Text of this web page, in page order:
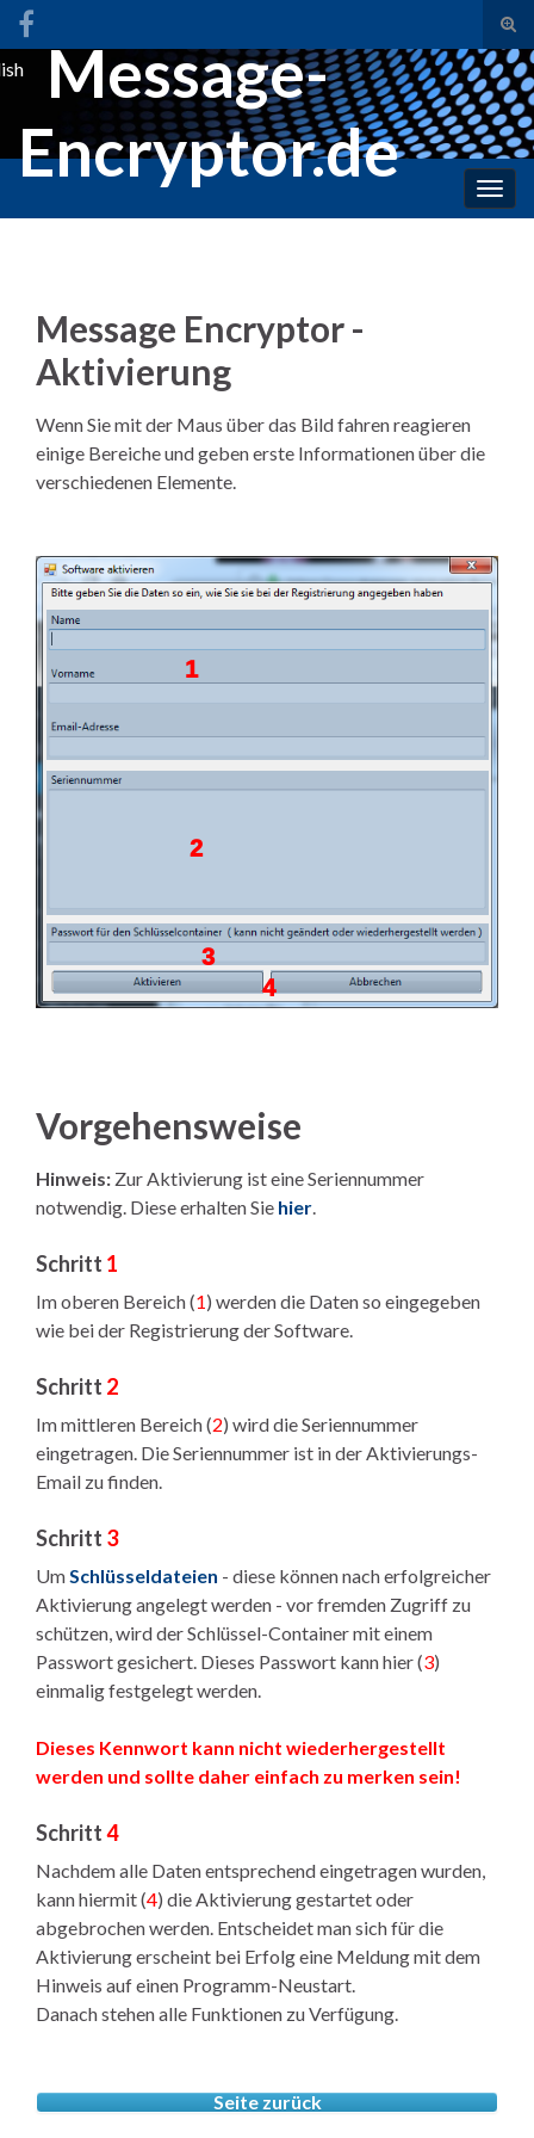
Search for:
Message-
Encryptor.de
Message Encryptor -
Aktivierung
Wenn Sie mit der Maus über das Bild fahren reagieren
einige Bereiche und geben erste Informationen über die
verschiedenen Elemente.
1
2
3
4
Vorgehensweise
Hinweis: Zur Aktivierung ist eine Seriennummer
notwendig. Diese erhalten Sie hier.
Schritt 1
Im oberen Bereich (1) werden die Daten so eingegeben
wie bei der Registrierung der Software.
Schritt 2
Im mittleren Bereich (2) wird die Seriennummer
eingetragen. Die Seriennummer ist in der Aktivierungs-
Email zu finden.
Schritt 3
UmSchlüsseldateien - diese können nach erfolgreicher
Aktivierung angelegt werden - vor fremden Zugriff zu
schützen, wird der Schlüssel-Container mit einem
Passwort gesichert. Dieses Passwort kann hier (3)
einmalig festgelegt werden.
Dieses Kennwort kann nicht wiederhergestellt
werden und sollte daher einfach zu merken sein!
Schritt4
Nachdem alle Daten entsprechend eingetragen wurden,
kann hiermit (4) die Aktivierung gestartet oder
abgebrochen werden. Entscheidet man sich für die
Aktivierung erscheint bei Erfolg eine Meldung mit dem
Hinweis auf einen Programm-Neustart.
Danach stehen alle Funktionen zu Verfügung.
Seite zurück